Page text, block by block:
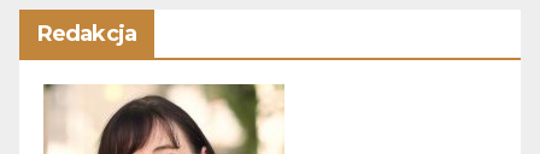
Redakcja